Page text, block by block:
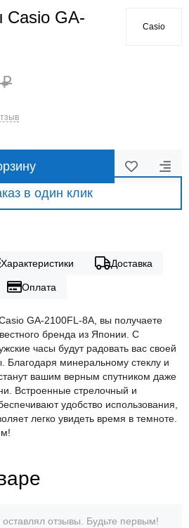
Casio GA-
Casio
в один клик
Характеристики Доставка
Оплата
GA-2100FL-8A, вы получаете
бренда из Японии. С
часы будут радовать вас своей
Благодаря минеральному стеклу и
вашим верным спутником даже
Встроенные стрелочный и
удобство использования,
легко увидеть время в темноте.
отзывы. Будьте первым!